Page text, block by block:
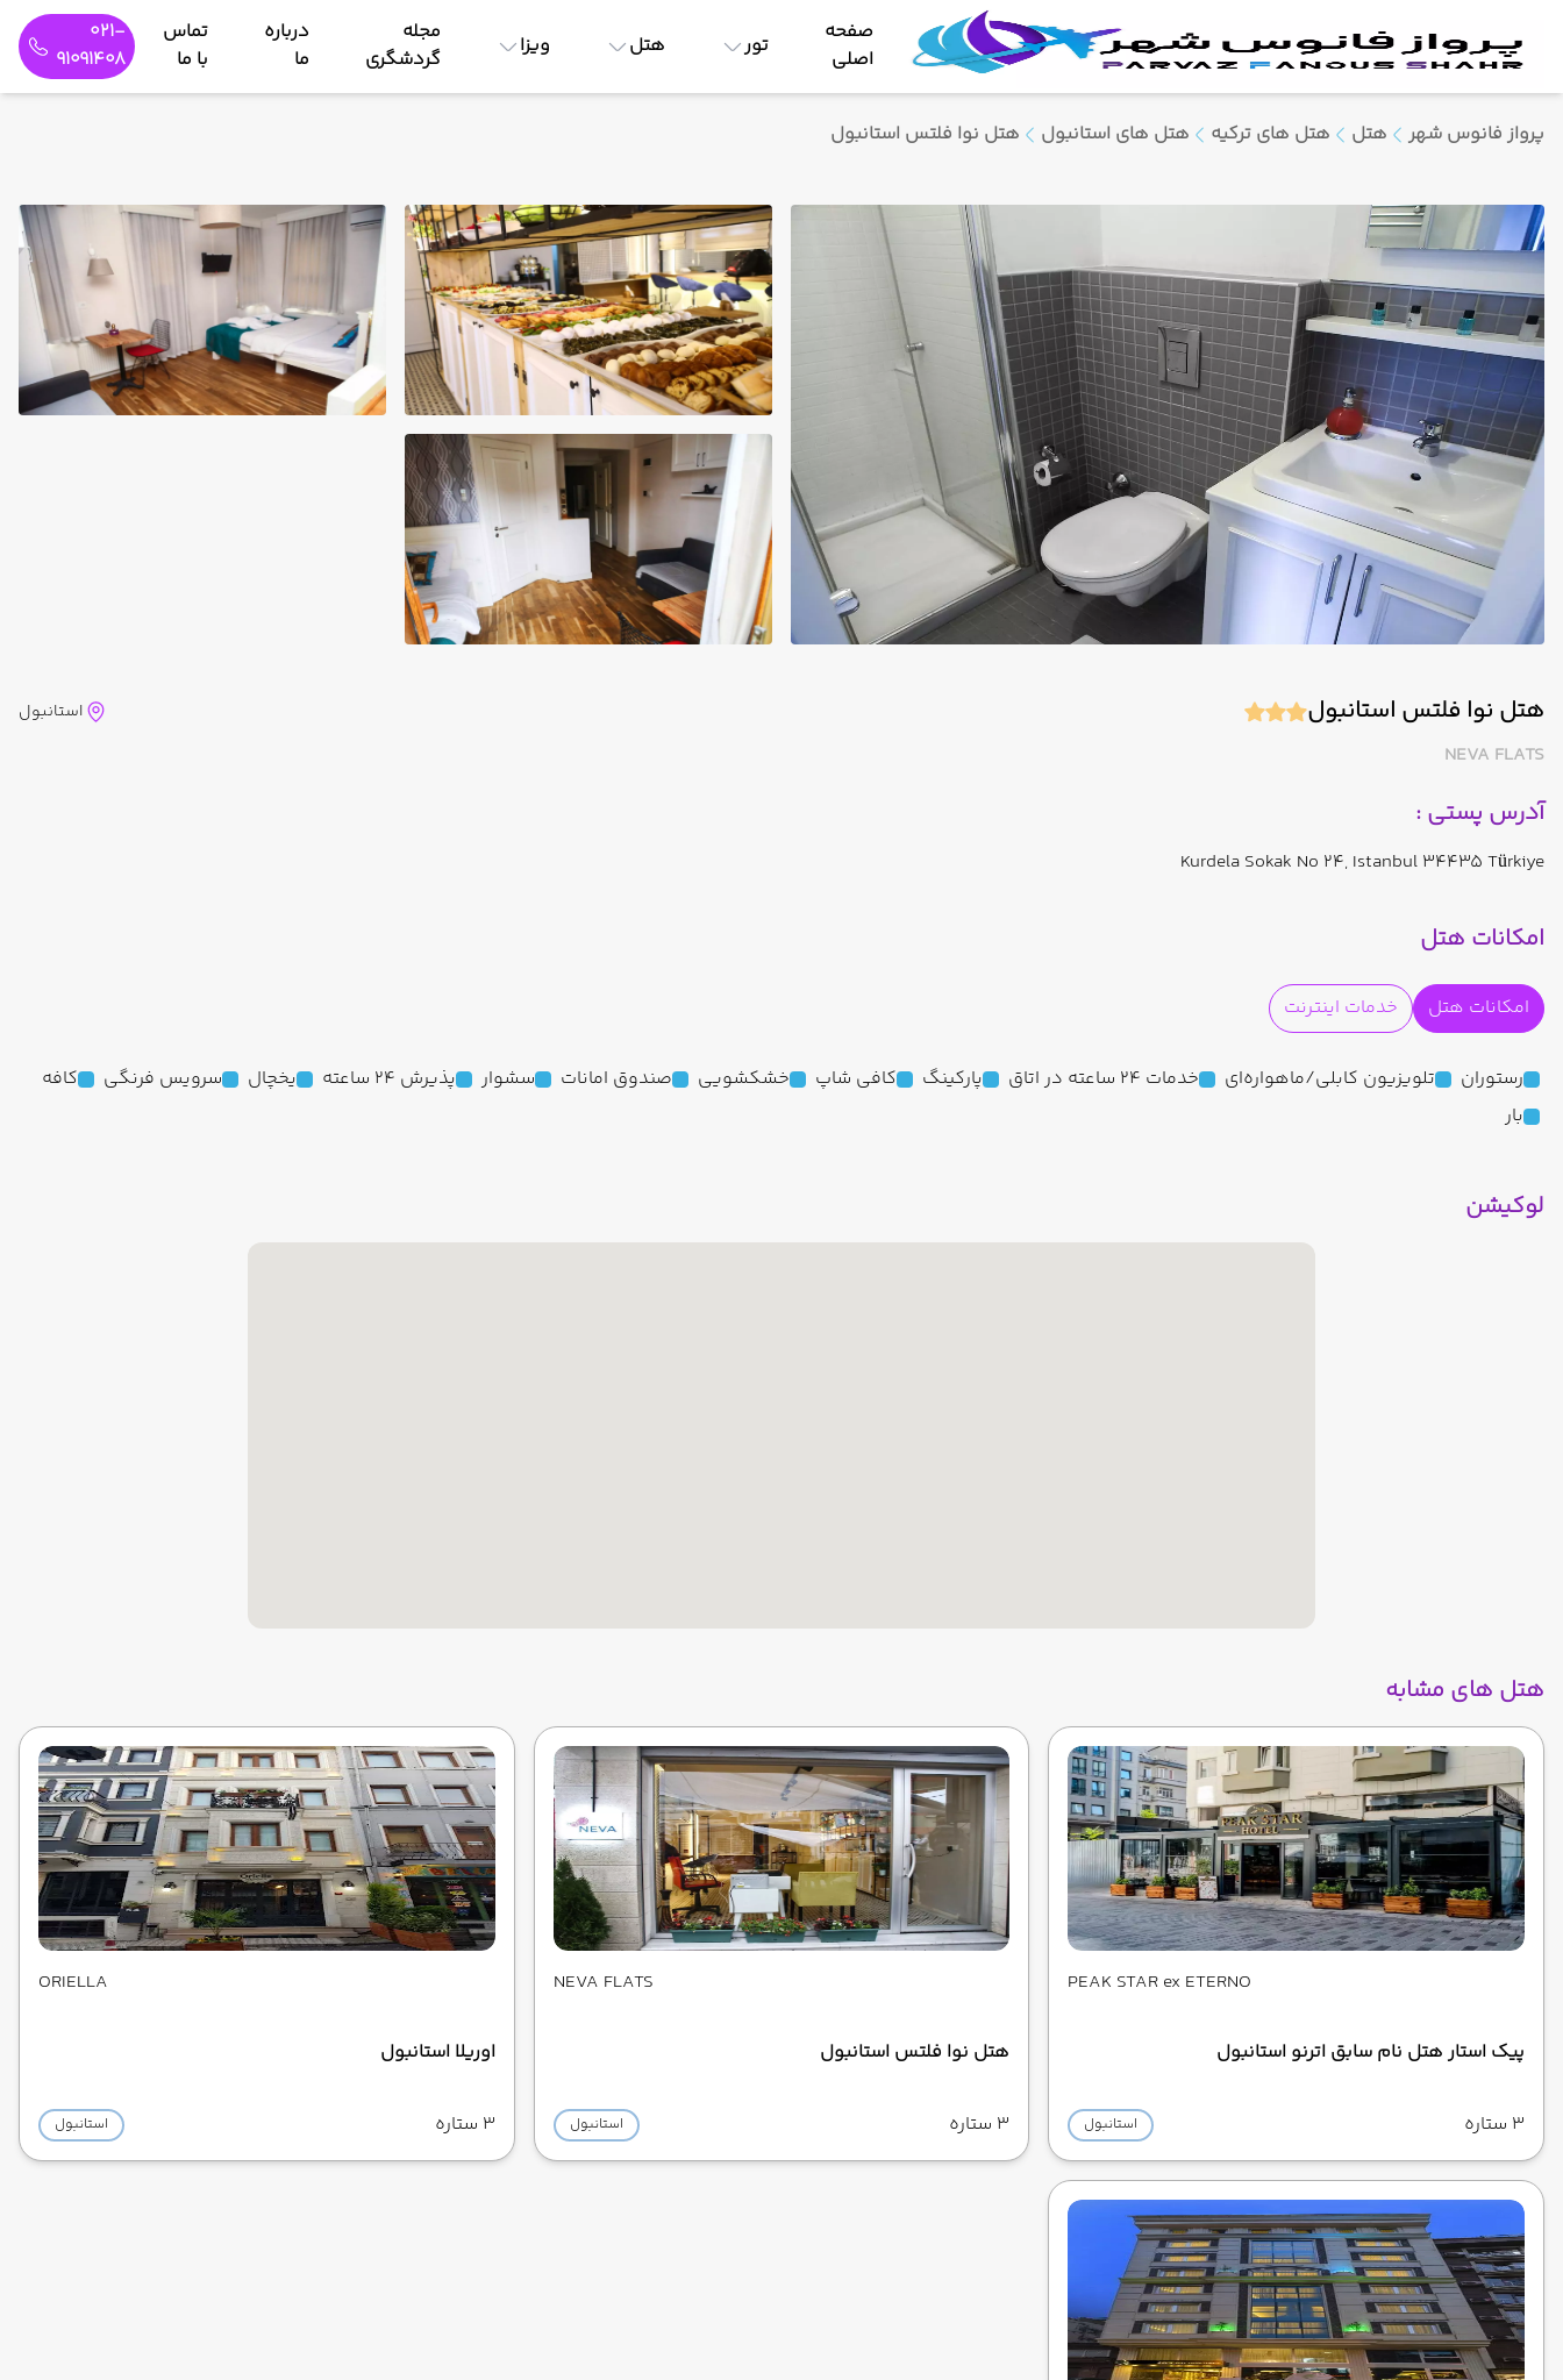
صفحه
اصلی
تور هتل ویزا
مجله
گردشگری
درباره
ما
تماس
با ما
021-
91091408
پرواز فانوس شهر هتل هتل های ترکیه هتل های استانبول هتل نوا فلتس استانبول
هتل نوا فلتس استانبول
NEVA FLATS
استانبول
آدرس پستی :
Kurdela Sokak No 24, Istanbul 34435 Türkiye
امکانات هتل
امکانات هتل خدمات اینترنت
رستوران تلویزیون کابلی/ماهواره‌ای خدمات 24 ساعته در اتاق پارکینگ کافی شاپ خشکشویی صندوق امانات سشوار پذیرش 24 ساعته یخچال سرویس فرنگی
کافه
بار
لوکیشن
هتل های مشابه
PEAK STAR ex ETERNO
پیک استار هتل نام سابق اترنو استانبول
3 ستاره استانبول
NEVA FLATS
هتل نوا فلتس استانبول
3 ستاره استانبول
ORIELLA
اوریلا استانبول
3 ستاره استانبول